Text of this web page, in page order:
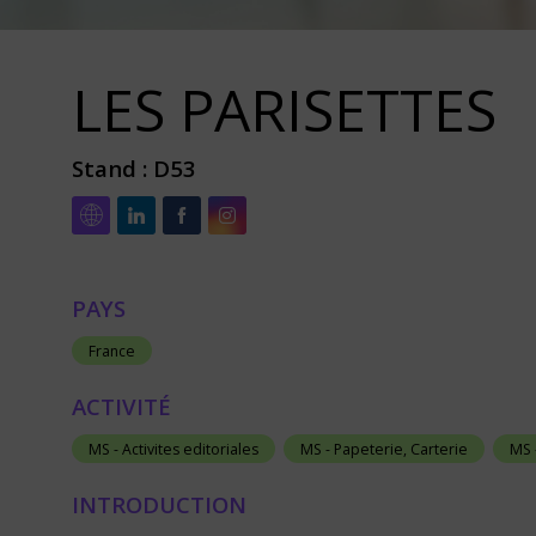
LES PARISETTES
Stand : D53
PAYS
France
ACTIVITÉ
MS - Activites editoriales MS - Papeterie, Carterie
INTRODUCTION